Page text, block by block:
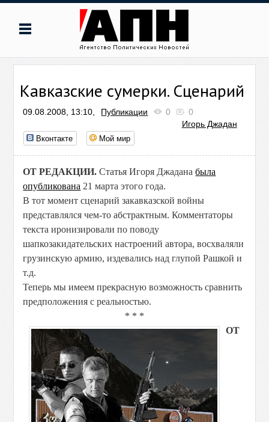
Кавказские сумерки. Сценарий
09.08.2008, 13:10, Публикации 0
0
Игорь Джадан
Вконтакте Мой мир
ОТ РЕДАКЦИИ. Статья Игоря Джаданабыла
опубликована 21 марта этого года.
В тот момент сценарий закавказской войны
представлялся чем-то абстрактным. Комментаторы
текста иронизировали по поводу
шапкозакидательских настроений автора, восхваляли
грузинскую армию, издевались над глупой Рашкой и
т.д.
Теперь мы имеем прекрасную возможность сравнить
предположения с реальностью.
* * *
ОТ